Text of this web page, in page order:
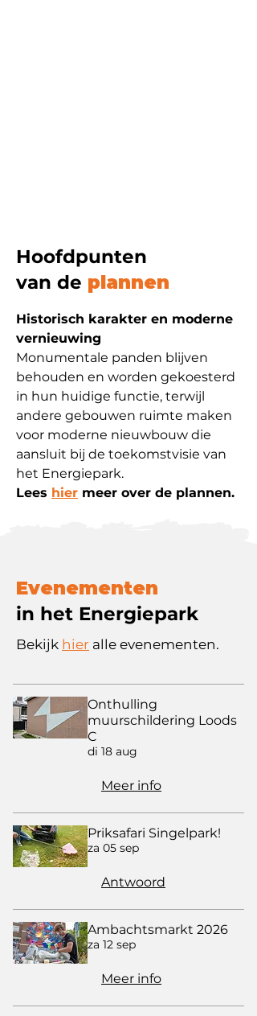
Hoofdpunten
van de plannen
Historisch karakter en moderne
vernieuwing
Monumentale panden blijven
behouden en worden gekoesterd
in hun huidige functie, terwijl
andere gebouwen ruimte maken
voor moderne nieuwbouw die
aansluit bij de toekomstvisie van
het Energiepark.
Lees hier meer over de plannen.
Evenementen
in het Energiepark
Bekijk hier alle evenementen.
Onthulling
muurschildering Loods
C
di 18 aug
Meer info
Priksafari Singelpark!
za 05 sep
Antwoord
Ambachtsmarkt 2026
za 12 sep
Meer info